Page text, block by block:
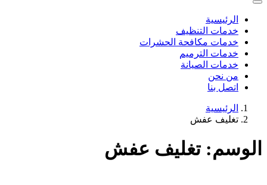
الرئيسية
خدمات التنظيف
خدمات مكافحة الحشرات
خدمات الترميم
خدمات الصيانة
من نحن
اتصل بنا
الرئيسية
تغليف عفش
الوسم:تغليف عفش